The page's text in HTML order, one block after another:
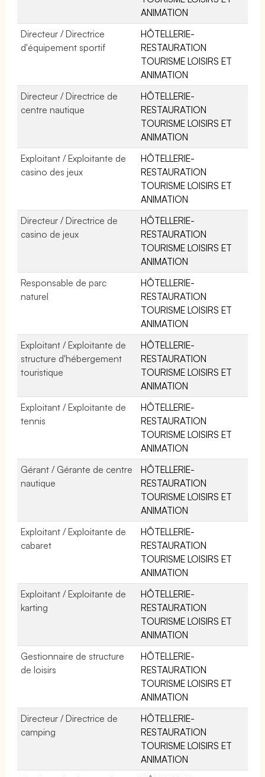
ANIMATION
Directeur / Directrice
d'équipement sportif
HÔTELLERIE-
RESTAURATION
TOURISME LOISIRS ET
ANIMATION
Directeur / Directrice de
centre nautique
HÔTELLERIE-
RESTAURATION
TOURISME LOISIRS ET
ANIMATION
Exploitant / Exploitante de
casino des jeux
HÔTELLERIE-
RESTAURATION
TOURISME LOISIRS ET
ANIMATION
Directeur / Directrice de
casino de jeux
HÔTELLERIE-
RESTAURATION
TOURISME LOISIRS ET
ANIMATION
Responsable de parc
naturel
HÔTELLERIE-
RESTAURATION
TOURISME LOISIRS ET
ANIMATION
Exploitant / Exploitante de
structure d'hébergement
touristique
HÔTELLERIE-
RESTAURATION
TOURISME LOISIRS ET
ANIMATION
Exploitant / Exploitante de
tennis
HÔTELLERIE-
RESTAURATION
TOURISME LOISIRS ET
ANIMATION
Gérant / Gérante de centre
nautique
HÔTELLERIE-
RESTAURATION
TOURISME LOISIRS ET
ANIMATION
Exploitant / Exploitante de
cabaret
HÔTELLERIE-
RESTAURATION
TOURISME LOISIRS ET
ANIMATION
Exploitant / Exploitante de
karting
HÔTELLERIE-
RESTAURATION
TOURISME LOISIRS ET
ANIMATION
Gestionnaire de structure
de loisirs
HÔTELLERIE-
RESTAURATION
TOURISME LOISIRS ET
ANIMATION
Directeur / Directrice de
camping
HÔTELLERIE-
RESTAURATION
TOURISME LOISIRS ET
ANIMATION